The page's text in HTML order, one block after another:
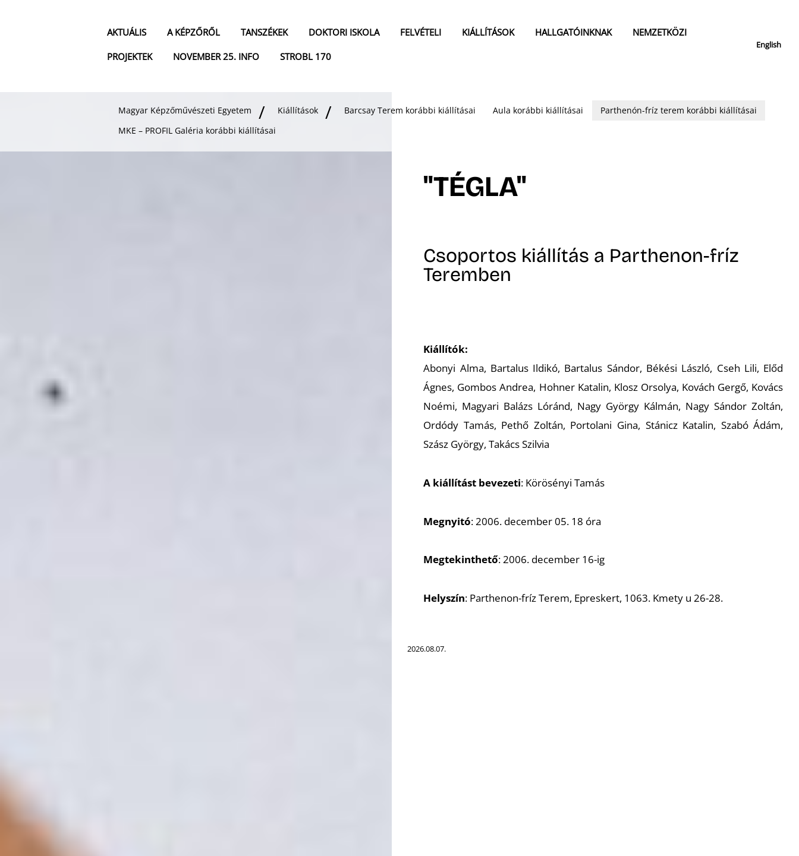
AKTUÁLIS A KÉPZŐRŐL TANSZÉKEK DOKTORI ISKOLA FELVÉTELI KIÁLLÍTÁSOK HALLGATÓINKNAK
NEMZETKÖZI
PROJEKTEK
NOVEMBER 25. INFO STROBL 170
English
Magyar Képzőművészeti Egyetem Kiállítások Barcsay Terem korábbi kiállításai Aula korábbi kiállításai
Parthenón-fríz terem korábbi kiállításai
MKE – PROFIL Galéria korábbi kiállításai
"TÉGLA"
Csoportos kiállítás a Parthenon-fríz
Teremben
Kiállítók:
Abonyi Alma, Bartalus Ildikó, Bartalus Sándor, Békési László, Cseh Lili, Előd
Ágnes, Gombos Andrea, Hohner Katalin, Klosz Orsolya, Kovách Gergő, Kovács
Noémi, Magyari Balázs Lóránd, Nagy György Kálmán, Nagy Sándor Zoltán,
Ordódy Tamás, Pethő Zoltán, Portolani Gina, Stánicz Katalin, Szabó Ádám,
Szász György, Takács Szilvia
A kiállítást bevezeti: Körösényi Tamás
Megnyitó: 2006. december 05. 18 óra
Megtekinthető: 2006. december 16-ig
Helyszín: Parthenon-fríz Terem, Epreskert, 1063. Kmety u 26-28.
2026.08.07.